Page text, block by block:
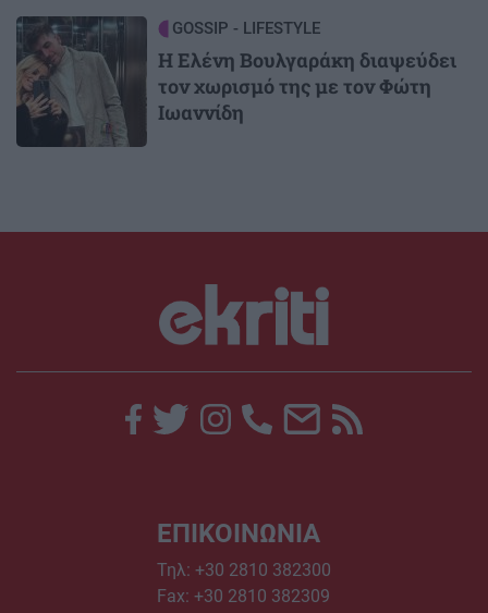
Image GOSSIP - LIFESTYLE
Η Ελένη Βουλγαράκη διαψεύδει
τον χωρισμό της με τον Φώτη
Ιωαννίδη
ΕΠΙΚΟΙΝΩΝΙΑ
Τηλ: +30 2810 382300
Fax: +30 2810 382309